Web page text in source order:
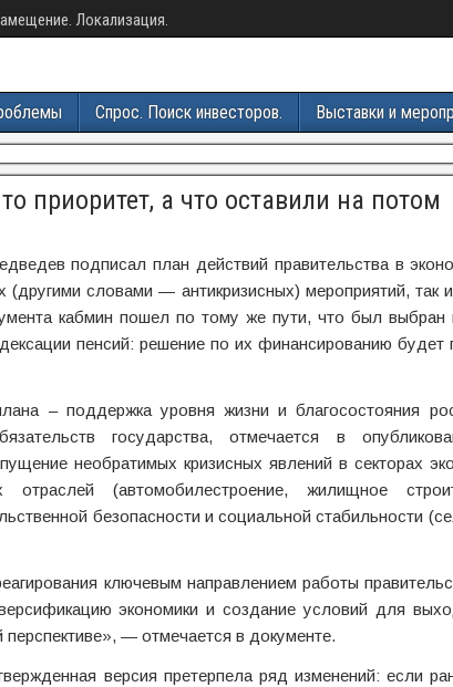
Локализация.
Спрос. Поиск инвесторов. Выставки и
приоритет, а что оставили на потом
подписал план действий правительства в
(другими словами — антикризисных) мероприятий, так
кабмин пошел по тому же пути, что был выбран
пенсий: решение по их финансированию будет
– поддержка уровня жизни и благосостояния
государства, отмечается в
необратимых кризисных явлений в секторах
(автомобилестроение, жилищное
безопасности и социальной стабильности
ключевым направлением работы
экономики и создание условий для
перспективе», — отмечается в документе.
версия претерпела ряд изменений: если